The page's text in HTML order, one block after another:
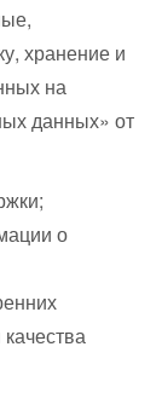
хранение и
на
данных» от
о